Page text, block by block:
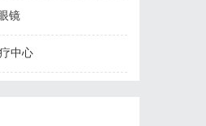
镜
中心